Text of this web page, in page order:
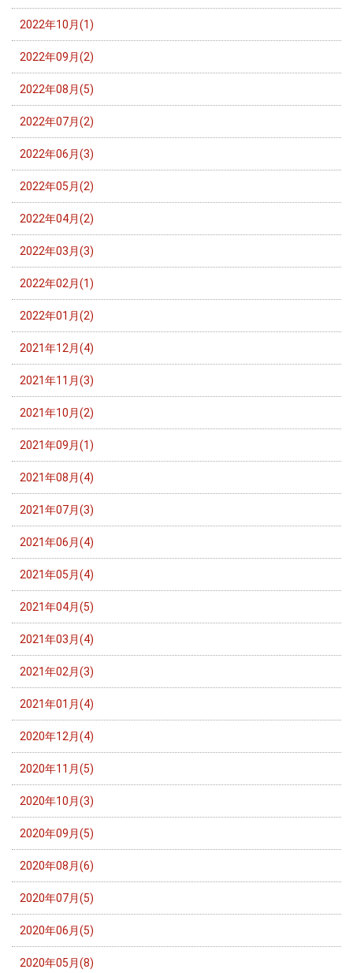
2022年10月(1)
2022年09月(2)
2022年08月(5)
2022年07月(2)
2022年06月(3)
2022年05月(2)
2022年04月(2)
2022年03月(3)
2022年02月(1)
2022年01月(2)
2021年12月(4)
2021年11月(3)
2021年10月(2)
2021年09月(1)
2021年08月(4)
2021年07月(3)
2021年06月(4)
2021年05月(4)
2021年04月(5)
2021年03月(4)
2021年02月(3)
2021年01月(4)
2020年12月(4)
2020年11月(5)
2020年10月(3)
2020年09月(5)
2020年08月(6)
2020年07月(5)
2020年06月(5)
2020年05月(8)